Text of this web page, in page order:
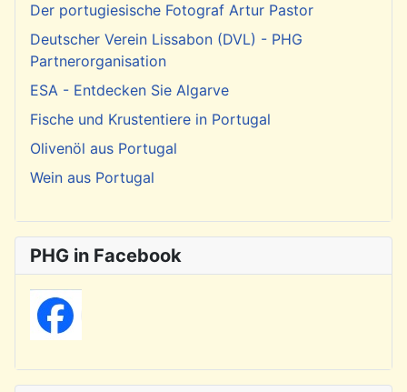
Der portugiesische Fotograf Artur Pastor
Deutscher Verein Lissabon (DVL) - PHG
Partnerorganisation
ESA - Entdecken Sie Algarve
Fische und Krustentiere in Portugal
Olivenöl aus Portugal
Wein aus Portugal
PHG in Facebook